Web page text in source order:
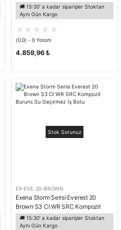
Ayakkabısı
🚚 15:30' a kadar siparişler Stoktan
Aynı Gün Kargo
(0.0) - 0 Yorum
4.859,96 ₺
Stok Sorunuz
EX-EVE-20-BROWN
Exena Storm Serisi Everest 20
Brown S3 CI WR SRC Kompozit
Buruns Su Geçirmez İş Botu
🚚 15:30' a kadar siparişler Stoktan
Aynı Gün Kargo